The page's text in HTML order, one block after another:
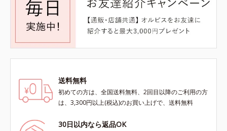
送料無料
初めての方は、全国送料無料、2回目以降のご利用の方
は、3,300円以上(税込)のお買い上げで、送料無料
30日以内なら返品OK